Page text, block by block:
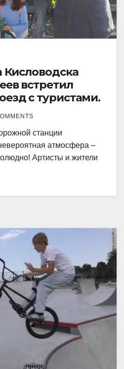
Кисловодска
встретил
с туристами.
станции
атмосфера –
Артисты и жители